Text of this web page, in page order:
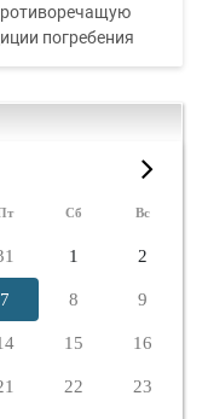
погребения
Сб Вс
1 2
7 8 9
15 16
22 23